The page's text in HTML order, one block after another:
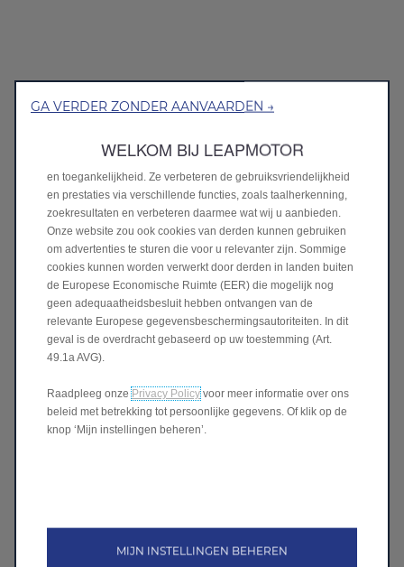
GA VERDER ZONDER AANVAARDEN →
WELKOM BIJ LEAPMOTOR
basisfuncties aan te bieden, zoals beveiliging, netwerkbeheer
en toegankelijkheid. Ze verbeteren de gebruiksvriendelijkheid
en prestaties via verschillende functies, zoals taalherkenning,
zoekresultaten en verbeteren daarmee wat wij u aanbieden.
Onze website zou ook cookies van derden kunnen gebruiken
om advertenties te sturen die voor u relevanter zijn. Sommige
cookies kunnen worden verwerkt door derden in landen buiten
de Europese Economische Ruimte (EER) die mogelijk nog
geen adequaatheidsbesluit hebben ontvangen van de
relevante Europese gegevensbeschermingsautoriteiten. In dit
geval is de overdracht gebaseerd op uw toestemming (Art.
49.1a AVG).
Raadpleeg onzePrivacy Policyvoor meer informatie over ons
beleid met betrekking tot persoonlijke gegevens. Of klik op de
knop ‘Mijn instellingen beheren’.
MIJN INSTELLINGEN BEHEREN